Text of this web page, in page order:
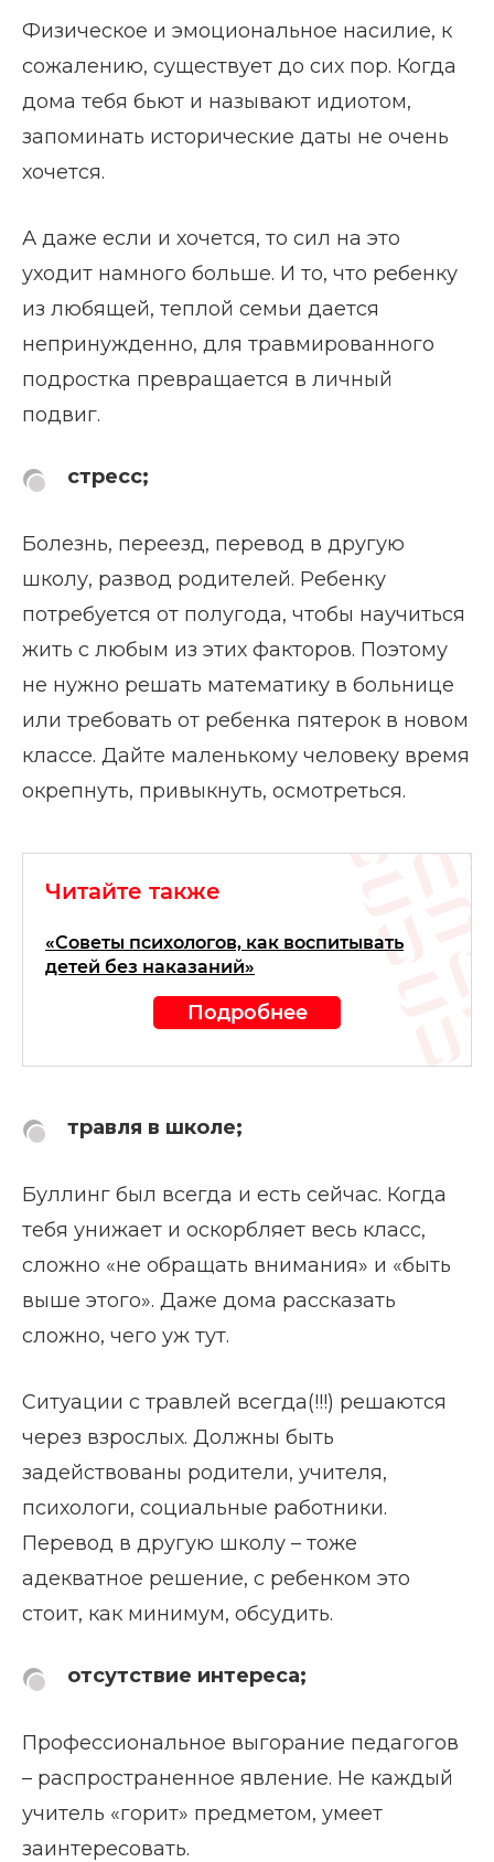
Физическое и эмоциональное насилие, к
сожалению, существует до сих пор. Когда
дома тебя бьют и называют идиотом,
запоминать исторические даты не очень
хочется.
А даже если и хочется, то сил на это
уходит намного больше. И то, что ребенку
из любящей, теплой семьи дается
непринужденно, для травмированного
подростка превращается в личный
подвиг.
стресс;
Болезнь, переезд, перевод в другую
школу, развод родителей. Ребенку
потребуется от полугода, чтобы научиться
жить с любым из этих факторов. Поэтому
не нужно решать математику в больнице
или требовать от ребенка пятерок в новом
классе. Дайте маленькому человеку время
окрепнуть, привыкнуть, осмотреться.
Читайте также
«Советы психологов, как воспитывать
детей без наказаний»
Подробнее
травля в школе;
Буллинг был всегда и есть сейчас. Когда
тебя унижает и оскорбляет весь класс,
сложно «не обращать внимания» и «быть
выше этого». Даже дома рассказать
сложно, чего уж тут.
Ситуации с травлей всегда(!!!) решаются
через взрослых. Должны быть
задействованы родители, учителя,
психологи, социальные работники.
Перевод в другую школу – тоже
адекватное решение, с ребенком это
стоит, как минимум, обсудить.
отсутствие интереса;
Профессиональное выгорание педагогов
– распространенное явление. Не каждый
учитель «горит» предметом, умеет
заинтересовать.